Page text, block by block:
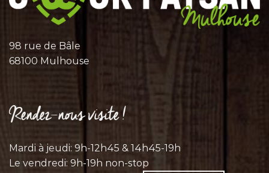
98 rue de Bâle
68100 Mulhouse
Rendez-nous visite !
Mardi à jeudi: 9h-12h45 & 14h45-19h
Le vendredi: 9h-19h non-stop